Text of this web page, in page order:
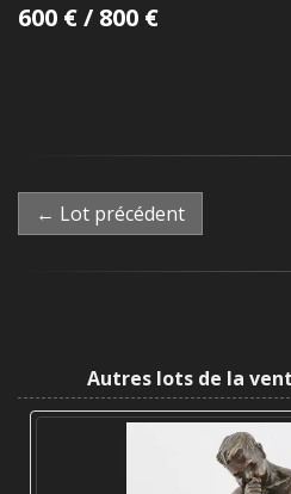
600 € / 800 €
← Lot précédent
Autres lots de la